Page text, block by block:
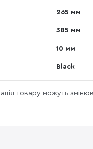
265 мм
385 мм
10 мм
Black
товару можуть